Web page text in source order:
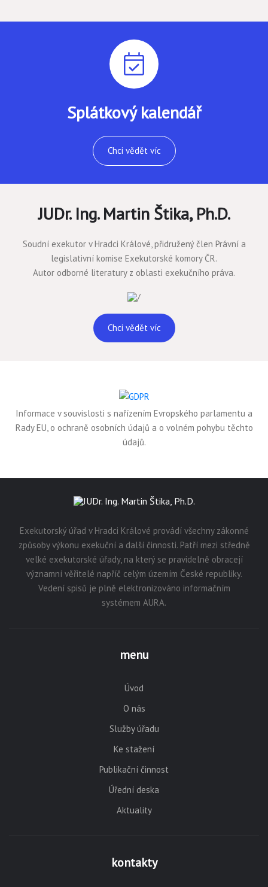
Splátkový kalendář
Chci vědět víc
JUDr. Ing. Martin Štika, Ph.D.
Soudní exekutor v Hradci Králové, přidružený člen Právní a
legislativní komise Exekutorské komory ČR.
Autor odborné literatury z oblasti exekučního práva.
Chci vědět víc
Informace v souvislosti s nařízením Evropského parlamentu a
Rady EU, o ochraně osobních údajů a o volném pohybu těchto
údajů.
Exekutorský úřad v Hradci Králové provádí všechny zákonné
způsoby výkonu exekuční a další činnosti. Patří mezi středně
velké exekutorské úřady, na který se pravidelně obracejí
významní věřitelé napříč celým územím České republiky.
Vedení spisů je plně elektronizováno informačním
systémem AURA.
menu
Úvod
O nás
Služby úřadu
Ke stažení
Publikační činnost
Úřední deska
Aktuality
kontakty